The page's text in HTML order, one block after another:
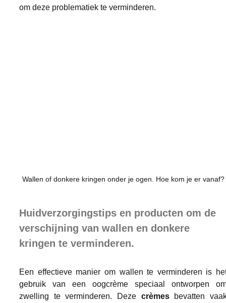
om deze problematiek te verminderen.
Wallen of donkere kringen onder je ogen. Hoe kom je er vanaf?
Huidverzorgingstips en producten om de
verschijning van wallen en donkere
kringen te verminderen.
Een effectieve manier om wallen te verminderen is
gebruik van een oogcrème speciaal ontworpen
zwelling te verminderen. Deze crèmes bevatten